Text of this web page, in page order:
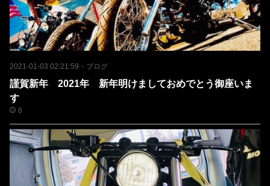
2021-01-03 02:21:59 ・ ブログ
謹賀新年 2021年 新年明けましておめでとう御座いま
す
6